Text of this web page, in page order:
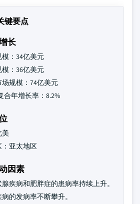
键要点
长
模：34亿美元
模：36亿美元
场规模：74亿美元
合年增长率：8.2%
美
亚太地区
因素
疾病和肥胖症的患病率持续上升。
的发病率不断攀升。